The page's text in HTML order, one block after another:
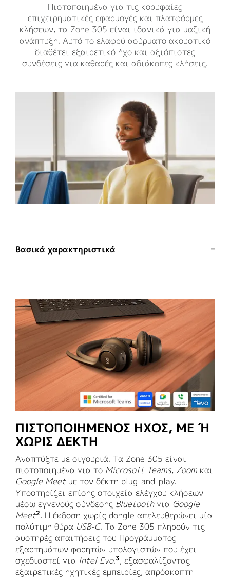
Πιστοποιημένα για τις κορυφαίες
επιχειρηματικές εφαρμογές και πλατφόρμες
κλήσεων, τα Zone 305 είναι ιδανικά για μαζική
ανάπτυξη. Αυτό το ελαφρύ ασύρματο ακουστικό
διαθέτει εξαιρετικό ήχο και αξιόπιστες
συνδέσεις για καθαρές και αδιάκοπες κλήσεις.
Βασικά χαρακτηριστικά
ΠΙΣΤΟΠΟΙΗΜΕΝΟΣ ΗΧΟΣ, ΜΕ Ή
ΧΩΡΙΣ ΔΕΚΤΗ
Αναπτύξτε με σιγουριά. Τα Zone 305 είναι
πιστοποιημένα για το Microsoft Teams, Zoom και
Google Meetμε τον δέκτη plug-and-play.
Υποστηρίζει επίσης στοιχεία ελέγχου κλήσεων
μέσω εγγενούς σύνδεσης Bluetoothγια Google
Meet2Μόνο για την έκδοση UC. Απαιτείται η
. Η έκδοση χωρίς dongle απελευθερώνει μία
πολύτιμη θύρα USB-C. Τα Zone 305 πληρούν τις
αυστηρές απαιτήσεις του Προγράμματος
εξαρτημάτων φορητών υπολογιστών που έχει
σχεδιαστεί για Intel Evo.3Απαιτείται το
, εξασφαλίζοντας
εξαιρετικές ηχητικές εμπειρίες, απρόσκοπτη